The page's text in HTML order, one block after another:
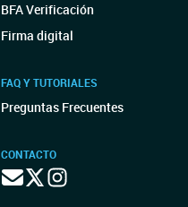
BFA Verificación
Firma digital
FAQ Y TUTORIALES
Preguntas Frecuentes
CONTACTO